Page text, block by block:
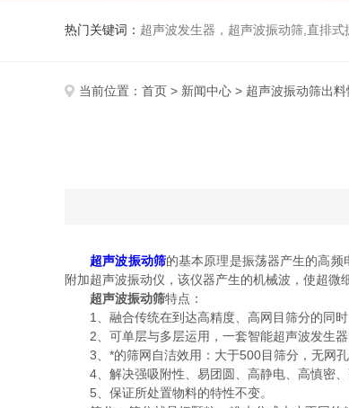
热门关键词： 超声波发生器，超声波振动筛,直排式振
当前位置： 首页 > 新闻中心 > 超声波振动筛出
超声波振动筛的基本原理是振荡器产生的高
附加超声波振动仪，该仪器产生的机械波，使超微
超声波振动筛特点：
1、融合传统在到达高精度、高网目筛分的同时
2、可单层与多层运用，一套智能超声波发生器
3、*的筛网自洁效用：大于500目筛分，无网孔
4、解决强吸附性、易团圆、高静电、高慎密、
5、保证所处置物料的特性不变。